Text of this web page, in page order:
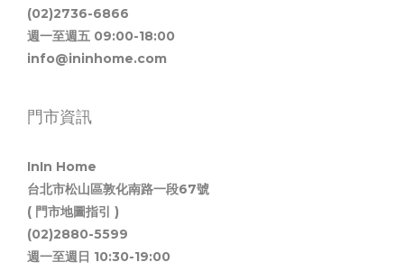
(02)2736-6866
週一至週五 09:00-18:00
info@ininhome.com
門市資訊
InIn Home
台北市松山區敦化南路一段67號
( 門市地圖指引 )
(02)2880-5599
週一至週日 10:30-19:00